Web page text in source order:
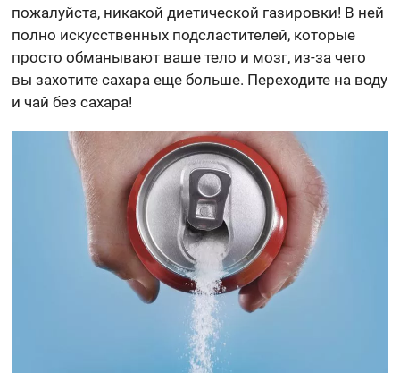
пожалуйста, никакой диетической газировки! В ней
полно искусственных подсластителей, которые
просто обманывают ваше тело и мозг, из-за чего
вы захотите сахара еще больше. Переходите на воду
и чай без сахара!